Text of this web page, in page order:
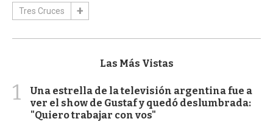
Tres Cruces
Las Más Vistas
1
Una estrella de la televisión argentina fue a
ver el show de Gustaf y quedó deslumbrada:
"Quiero trabajar con vos"